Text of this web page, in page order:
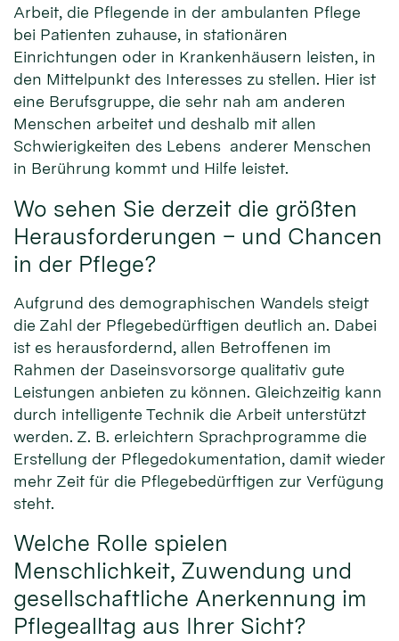
Arbeit, die Pflegende in der ambulanten Pflege
bei Patienten zuhause, in stationären
Einrichtungen oder in Krankenhäusern leisten, in
den Mittelpunkt des Interesses zu stellen. Hier ist
eine Berufsgruppe, die sehr nah am anderen
Menschen arbeitet und deshalb mit allen
Schwierigkeiten des Lebens anderer Menschen
in Berührung kommt und Hilfe leistet.
Wo sehen Sie derzeit die größten
Herausforderungen – und Chancen
in der Pflege?
Aufgrund des demographischen Wandels steigt
die Zahl der Pflegebedürftigen deutlich an. Dabei
ist es herausfordernd, allen Betroffenen im
Rahmen der Daseinsvorsorge qualitativ gute
Leistungen anbieten zu können. Gleichzeitig kann
durch intelligente Technik die Arbeit unterstützt
werden. Z. B. erleichtern Sprachprogramme die
Erstellung der Pflegedokumentation, damit wieder
mehr Zeit für die Pflegebedürftigen zur Verfügung
steht.
Welche Rolle spielen
Menschlichkeit, Zuwendung und
gesellschaftliche Anerkennung im
Pflegealltag aus Ihrer Sicht?